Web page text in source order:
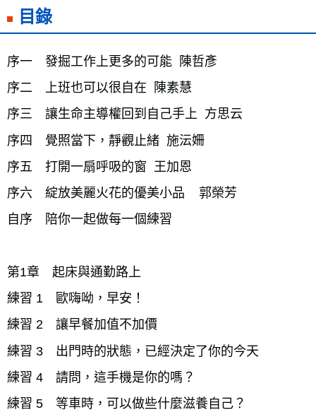
目錄
序一 發掘工作上更多的可能 陳哲彥
序二 上班也可以很自在 陳素慧
序三 讓生命主導權回到自己手上 方思云
序四 覺照當下，靜觀止緒 施沄姍
序五 打開一扇呼吸的窗 王加恩
序六 綻放美麗火花的優美小品 郭榮芳
自序 陪你一起做每一個練習
第1章 起床與通勤路上
練習 1 歐嗨呦，早安！
練習 2 讓早餐加值不加價
練習 3 出門時的狀態，已經決定了你的今天
練習 4 請問，這手機是你的嗎？
練習 5 等車時，可以做些什麼滋養自己？